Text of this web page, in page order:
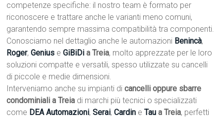
competenze specifiche: il nostro team è formato per
riconoscere e trattare anche le varianti meno comuni,
garantendo sempre massima compatibilità tra componenti.
Conosciamo nel dettaglio anche le automazioni Benincà,
Roger,Genius eGiBiDi a Treia, molto apprezzate per le loro
soluzioni compatte e versatili, spesso utilizzate su cancelli
di piccole e medie dimensioni.
Interveniamo anche su impianti dicancelli oppure sbarre
condominiali a Treia di marchi più tecnici o specializzati
come DEA Automazioni,Serai,Cardin eTau a Treia, perfetti